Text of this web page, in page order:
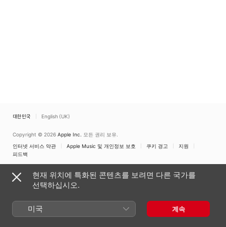
대한민국 English (UK)
Copyright © 2026 Apple Inc. 모든 권리 보유.
인터넷 서비스 약관
Apple Music 및 개인정보 보호 쿠키 경고
지원
피드백
현재 위치에 특화된 콘텐츠를 보려면 다른 국가를
선택하십시오.
미국 계속